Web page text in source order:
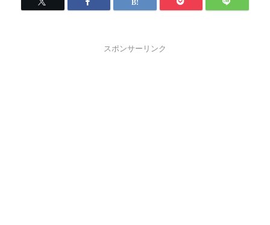
スポンサーリンク